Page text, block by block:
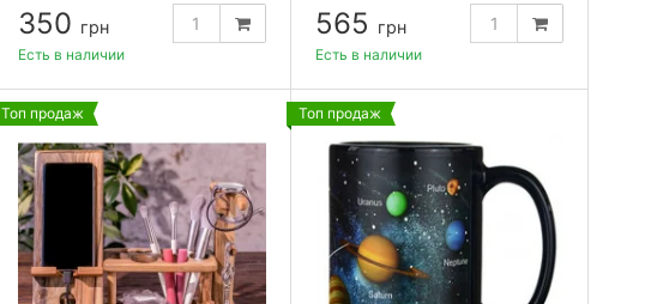
350 грн
Есть в наличии
565 грн
Есть в наличии
Топ продаж Топ продаж